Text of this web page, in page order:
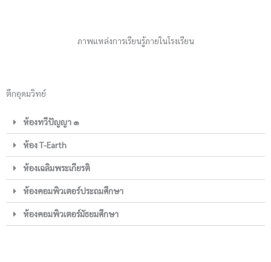
ภาพแหล่งการเรียนรู้ภายในโรงเรียน
ตึกอุดมวิทย์
ห้องทวีปัญญา ๑
ห้อง T-Earth
ห้องเฉลิมพระเกียรติ
ห้องคอมพิวเตอร์ประถมศึกษา
ห้องคอมพิวเตอร์มัธยมศึกษา